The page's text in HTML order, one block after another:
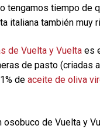
tengamos tiempo de
italiana también muy
de Vuelta y Vuelta es
de pasto (criadas
deaceite de oliva
osobuco de Vuelta y